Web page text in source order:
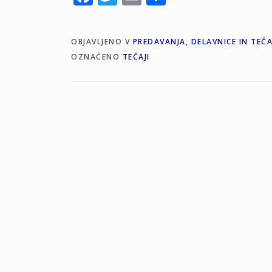
OBJAVLJENO V PREDAVANJA, DELAVNICE IN
OZNAČENO TEČAJI